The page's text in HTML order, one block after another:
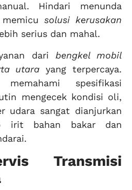
Hindari menunda
solusi kerusakan
serius dan mahal.
dari bengkel mobil
utara yang terpercaya.
spesifikasi
mengecek kondisi oli,
udara sangat dianjurkan
irit bahan bakar dan
Transmisi